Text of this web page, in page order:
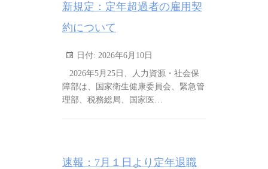
新規定：定年超過者の雇用契
約について
日付: 2026年6月10日
2026年5月25日、人力資源・社会保
障部は、国家衛生健康委員会、緊急管
理部、税務総局、国家医…
速報：7月１日より定年退職